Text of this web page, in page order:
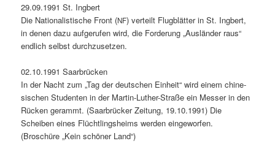
29.09.1991 St. Ing­bert
Die Nation­al­is­tis­che Front (NF) verteilt Flug­blät­ter in St. Ing­bert,
in denen dazu aufgerufen wird, die Forderung „Aus­län­der raus“
endlich selb­st durchzusetzen.
02.10.1991 Saar­brück­en
In der Nacht zum „Tag der deutschen Ein­heit“ wird einem chi­ne­
sis­chen Stu­den­ten in der Mar­tin-Luther-Straße ein Mess­er in den
Rück­en ger­ammt. (Saar­brück­er Zeitung, 19.10.1991) Die
Scheiben eines Flüchtling­sheims wer­den einge­wor­fen.
(Broschüre „Kein schön­er Land“)